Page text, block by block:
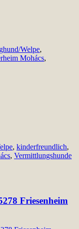
Welpe,
Mohács,
, kinderfreundlich,
, Vermittlungshunde
Friesenheim